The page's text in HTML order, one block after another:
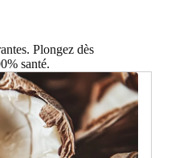
Plongez dès
santé.